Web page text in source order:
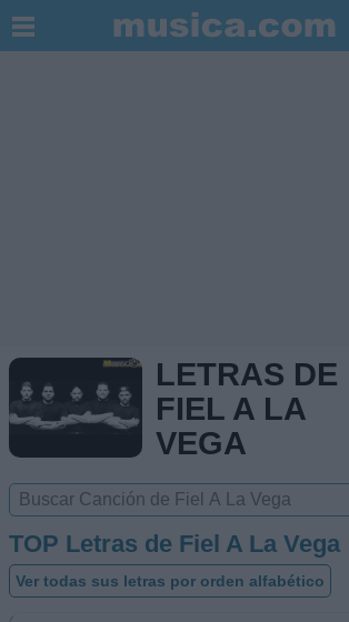
LETRAS DE
FIEL A LA
VEGA
TOP Letras de Fiel A La Vega
Ver todas sus letras por orden alfabético